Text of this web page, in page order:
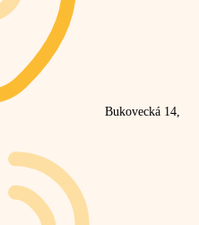
Bukovecká 14,